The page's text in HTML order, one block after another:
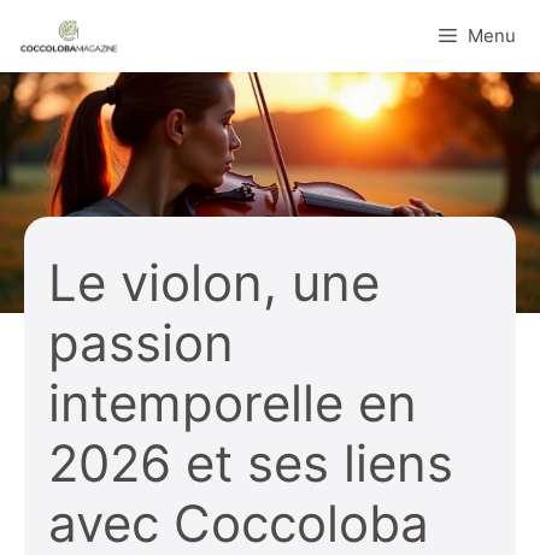
au
contenu
Menu
Le violon, une
passion
intemporelle en
2026 et ses liens
avec Coccoloba